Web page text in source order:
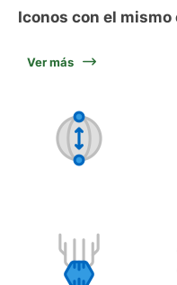
Iconos con el
Ver más